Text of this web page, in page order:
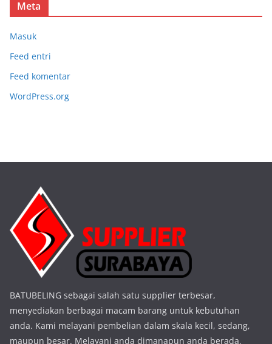
Meta
Masuk
Feed entri
Feed komentar
WordPress.org
BATUBELING sebagai salah satu supplier terbesar,
menyediakan berbagai macam barang untuk kebutuhan
anda. Kami melayani pembelian dalam skala kecil, sedang,
maupun besar. Melayani anda dimanapun anda berada,